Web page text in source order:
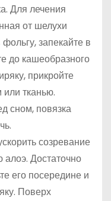
Для лечения
от шелухи
запекайте в
до кашеобразного
прикройте
тканью.
сном, повязка
созревание
Достаточно
его посередине и
Поверх